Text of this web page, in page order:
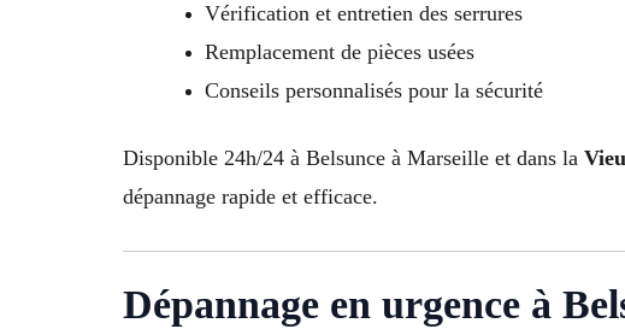
Vérification et entretien des serrures
Remplacement de pièces usées
Conseils personnalisés pour la sécurité
Disponible 24h/24 à Belsunce à Marseille et dans la
dépannage rapide et efficace.
Dépannage en urgence à